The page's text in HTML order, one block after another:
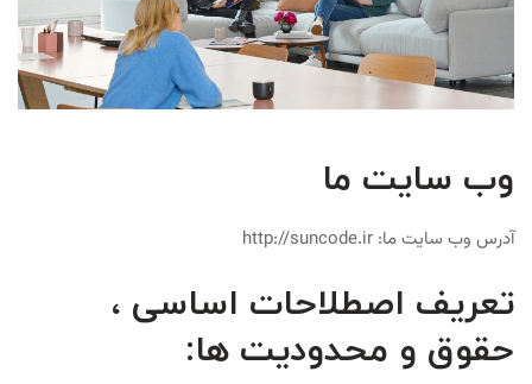
وب سایت ما
آدرس وب سایت ما: http://suncode.ir
تعریف اصطلاحات اساسی ،
حقوق و محدودیت ها: